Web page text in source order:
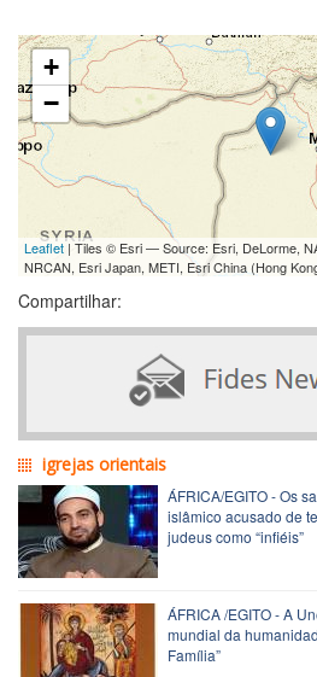
+
−
Leaflet| Tiles © Esri — Source: Esri, DeLorme,
NRCAN, Esri Japan, METI, Esri China (Hong
Compartilhar:
igrejas orientais
ÁFRICA/EGITO - Os
islâmico acusado de
judeus como “infiéis”
ÁFRICA /EGITO - A
mundial da
Família”